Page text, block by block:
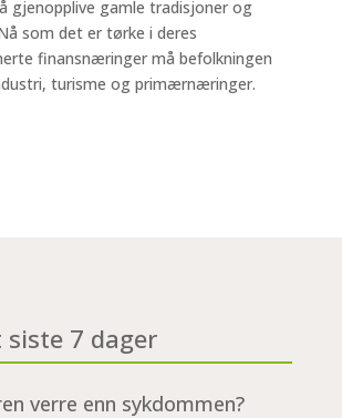
gjenopplive gamle tradisjoner og
som det er tørke i deres
finansnæringer må befolkningen
turisme og primærnæringer.
siste 7 dager
verre enn sykdommen?